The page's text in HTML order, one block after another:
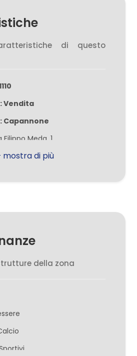
di questo
Vendita
Capannone
Filippo Meda, 1
della zona